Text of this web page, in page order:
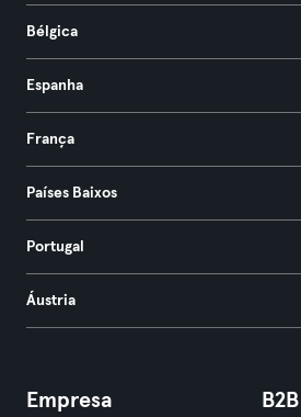
Bélgica
Espanha
França
Países Baixos
Portugal
Áustria
Empresa B2B